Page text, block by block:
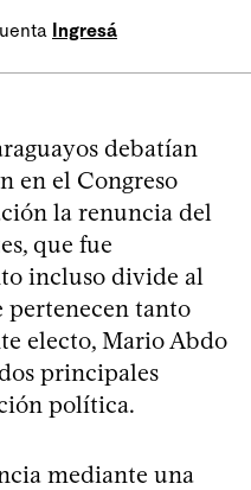
Ingresá
debatían
en el Congreso
la renuncia del
que fue
incluso divide al
pertenecen tanto
electo, Mario Abdo
principales
política.
mediante una